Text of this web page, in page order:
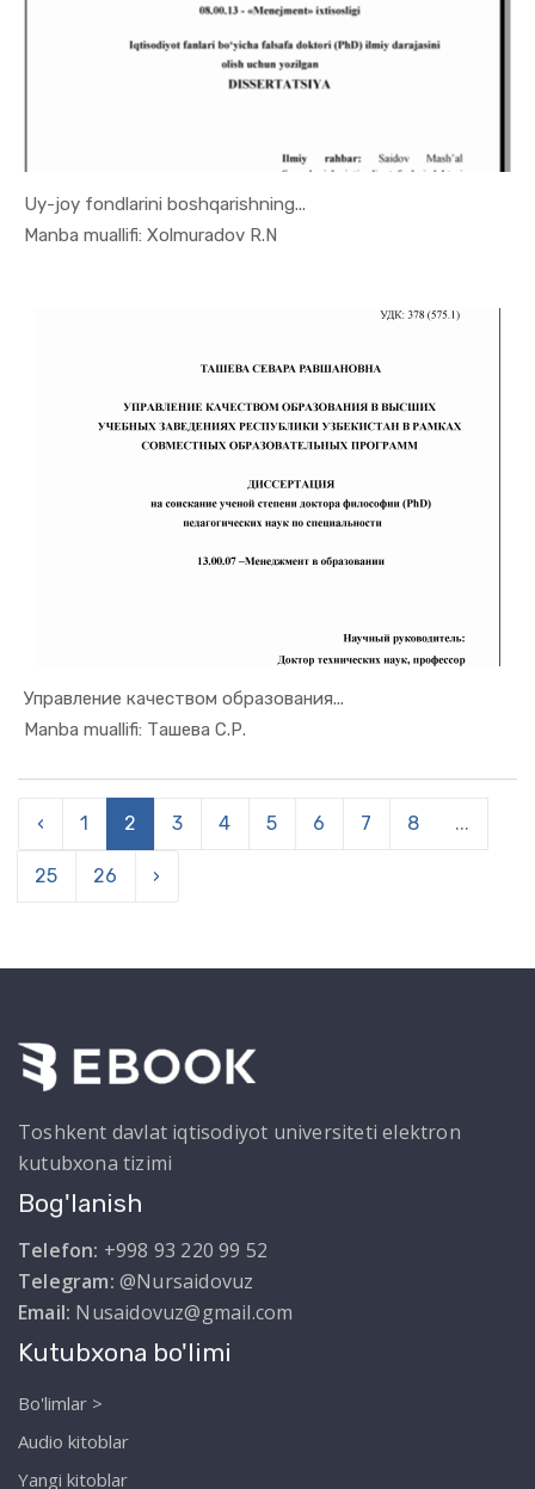
Uy-joy fondlarini boshqarishning...
Manba muallifi: Xolmuradov R.N
In Menejme...
Управление качеством образования...
Manba muallifi: Ташева С.Р.In Menejme...
‹ 1 2 3 4 5 6 7 8 ...
25 26 ›
Toshkent davlat iqtisodiyot universiteti elektron
kutubxona tizimi
Bog'lanish
Telefon: +998 93 220 99 52
Telegram: @Nursaidovuz
Email: Nusaidovuz@gmail.com
Kutubxona bo'limi
Bo'limlar >
Audio kitoblar
Yangi kitoblar